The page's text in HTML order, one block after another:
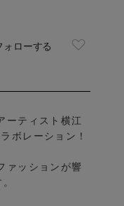
ォローする
ーティスト横江
ボレーション！
ァッションが響